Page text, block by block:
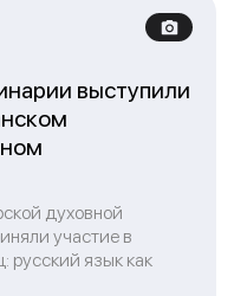
выступили
духовной
участие в
русский язык как